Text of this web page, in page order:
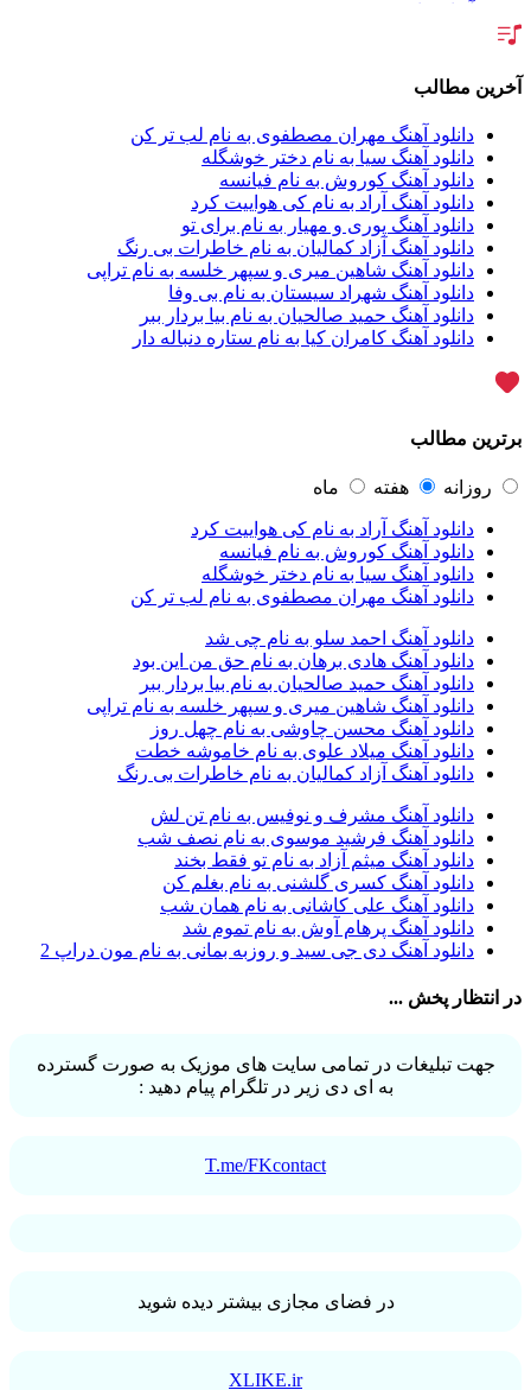
آراد
آراد عباسی
آراز 5
آراز آرا
آراز المان2
آراز نصیری1
آراکو1
آراکوم3
آران2
آران براتی1
آران براتی و ایمان حمیدی1
آران، مُوِرس و وینتِرس1
آرپژ1
1
آرتا اسدی
آرتان گادلی
آرتين شاهوران1
آرتین 1
آرتین بهادری12
آرتین سلیمانی 1
آردا1
آرسام سالار1
آرسین2
آرش AP1
آرش AP و مسیح
29
آرش آج1
آرش آرام1
آرش ای پی2
آرش تشکری
آرش جلالی و آقا فرا1
آرش حسینی1
آرش خان احمدی1
آرش داوری1
آرش رادان1
آرش رستمى1
آرش شعبانی2
آرش عنقا1
آرش قیصر خواه1
آرش قیصرخواه 2
1
مطالب
دانلود آهنگ مهران مصطفوی به نام لب تر کن
دانلود آهنگ سیا به نام دختر خوشگله
دانلود آهنگ کوروش به نام فیانسه
دانلود آهنگ آراد به نام کی هواییت کرد
دانلود آهنگ پوری و مهیار به نام برای تو
دانلود آهنگ آزاد کمالیان به نام خاطرات بی رنگ
دانلود آهنگ شاهین میری و سپهر خلسه به نام تراپی
دانلود آهنگ شهراد سیستان به نام بی وفا
دانلود آهنگ حمید صالحیان به نام بیا بردار ببر
دانلود آهنگ کامران کیا به نام ستاره دنباله دار
مطالب
روزانه هفته ماه
دانلود آهنگ آراد به نام کی هواییت کرد
دانلود آهنگ کوروش به نام فیانسه
دانلود آهنگ سیا به نام دختر خوشگله
دانلود آهنگ مهران مصطفوی به نام لب تر کن
دانلود آهنگ احمد سلو به نام چی شد
دانلود آهنگ هادی برهان به نام حق من این بود
دانلود آهنگ حمید صالحیان به نام بیا بردار ببر
دانلود آهنگ شاهین میری و سپهر خلسه به نام تراپی
دانلود آهنگ محسن چاوشی به نام چهل روز
دانلود آهنگ میلاد علوی به نام خاموشه خطت
دانلود آهنگ آزاد کمالیان به نام خاطرات بی رنگ
دانلود آهنگ مشرف و نوفیس به نام تن لش
دانلود آهنگ فرشید موسوی به نام نصف شب
دانلود آهنگ میثم آزاد به نام تو فقط بخند
دانلود آهنگ کسری گلشنی به نام بغلم کن
دانلود آهنگ علی کاشانی به نام همان شب
دانلود آهنگ پرهام آوش به نام تموم شد
دانلود آهنگ دی جی سید و روزبه بمانی به نام مون دراپ 2
انتظار پخش ...
جهت تبلیغات در تمامی سایت های موزیک به صورت گسترده
به ای دی زیر در تلگرام پیام دهید :
T.me/FKcontact
در فضای مجازی بیشتر دیده شوید
XLIKE.ir